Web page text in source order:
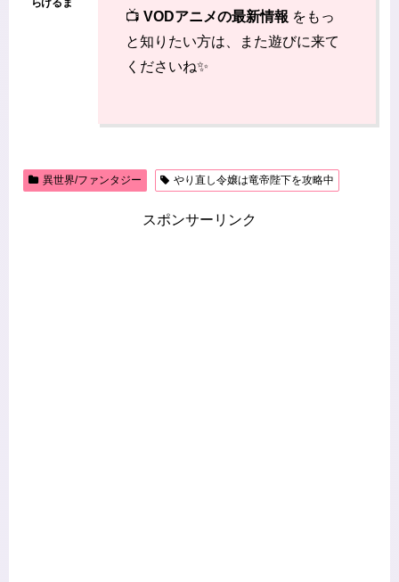
📺 VODアニメの最新情報 をもっ
と知りたい方は、また遊びに来て
くださいね✨
異世界/ファンタジー やり直し令嬢は竜帝陛下を攻略中
スポンサーリンク